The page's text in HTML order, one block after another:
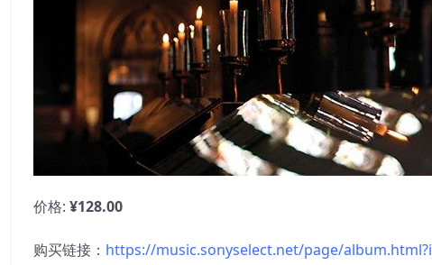
价格: ¥128.00
购买链接： https://music.sonyselect.net/page/